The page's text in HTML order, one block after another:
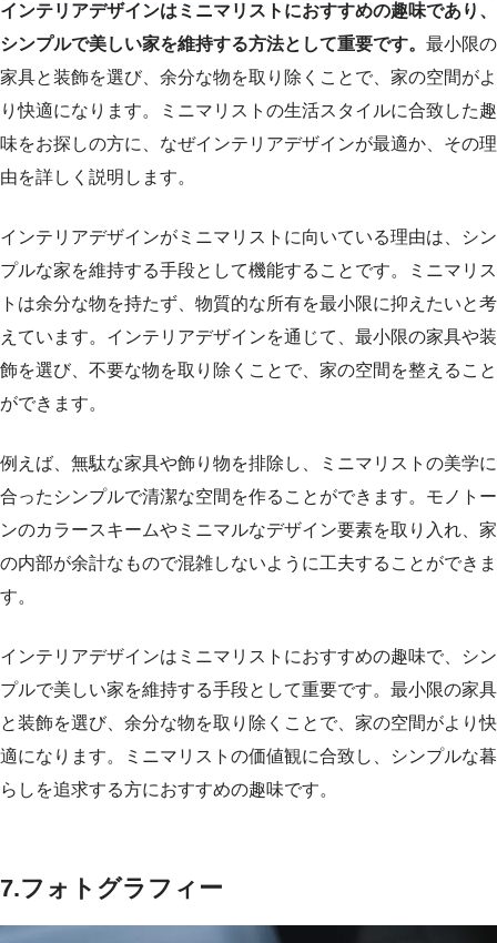
インテリアデザインはミニマリストにおすすめの趣味であり、
シンプルで美しい家を維持する方法として重要です。 最小限の
家具と装飾を選び、余分な物を取り除くことで、家の空間がよ
り快適になります。ミニマリストの生活スタイルに合致した趣
味をお探しの方に、なぜインテリアデザインが最適か、その理
由を詳しく説明します。
インテリアデザインがミニマリストに向いている理由は、シン
プルな家を維持する手段として機能することです。ミニマリス
トは余分な物を持たず、物質的な所有を最小限に抑えたいと考
えています。インテリアデザインを通じて、最小限の家具や装
飾を選び、不要な物を取り除くことで、家の空間を整えること
ができます。
例えば、無駄な家具や飾り物を排除し、ミニマリストの美学に
合ったシンプルで清潔な空間を作ることができます。モノトー
ンのカラースキームやミニマルなデザイン要素を取り入れ、家
の内部が余計なもので混雑しないように工夫することができま
す。
インテリアデザインはミニマリストにおすすめの趣味で、シン
プルで美しい家を維持する手段として重要です。最小限の家具
と装飾を選び、余分な物を取り除くことで、家の空間がより快
適になります。ミニマリストの価値観に合致し、シンプルな暮
らしを追求する方におすすめの趣味です。
7.フォトグラフィー